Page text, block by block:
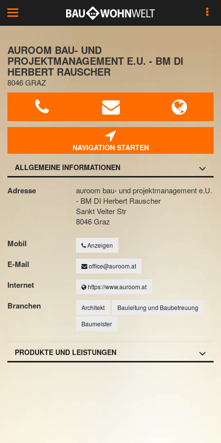
Toggle
navigation
AUROOM BAU- UND
PROJEKTMANAGEMENT E.U. - BM DI
HERBERT RAUSCHER
8046 GRAZ
NAVIGATION STARTEN
ALLGEMEINE INFORMATIONEN
Adresse
auroom bau- und projektmanagement e.U.
- BM DI Herbert Rauscher
Sankt Veiter Str
8046 Graz
Mobil Anzeigen
E-Mail office@auroom.at
Internet https://www.auroom.at
Branchen Architekt
Bauleitung und Baubetreuung
Baumeister
PRODUKTE UND LEISTUNGEN